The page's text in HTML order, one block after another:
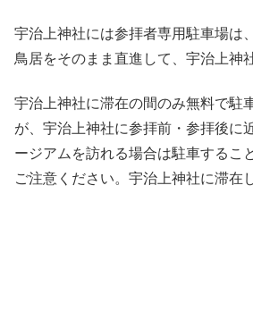
宇治上神社には参拝者専用駐車場は
鳥居をそのまま直進して、宇治上神
宇治上神社に滞在の間のみ無料で駐
が、宇治上神社に参拝前・参拝後に
ージアムを訪れる場合は駐車するこ
ご注意ください。宇治上神社に滞在